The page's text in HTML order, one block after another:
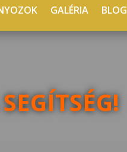
GALÉRIA BLOG